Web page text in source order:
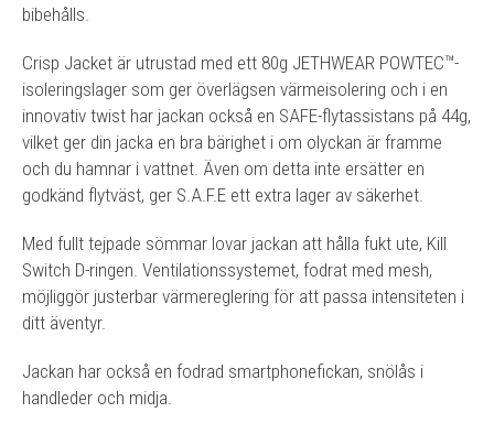
bibehålls.
Crisp Jacket är utrustad med ett 80g JETHWEAR POWTEC™-
isoleringslager som ger överlägsen värmeisolering och i en
innovativ twist har jackan också en SAFE-flytassistans på 44g,
vilket ger din jacka en bra bärighet i om olyckan är framme
och du hamnar i vattnet. Även om detta inte ersätter en
godkänd flytväst, ger S.A.F.E ett extra lager av säkerhet.
Med fullt tejpade sömmar lovar jackan att hålla fukt ute, Kill
Switch D-ringen. Ventilationssystemet, fodrat med mesh,
möjliggör justerbar värmereglering för att passa intensiteten i
ditt äventyr.
Jackan har också en fodrad smartphonefickan, snölås i
handleder och midja.